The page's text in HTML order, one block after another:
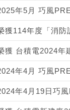
年5月 巧風
獲114年度「消防
獲 台積電2024年
年4月 巧風
年4月19日巧